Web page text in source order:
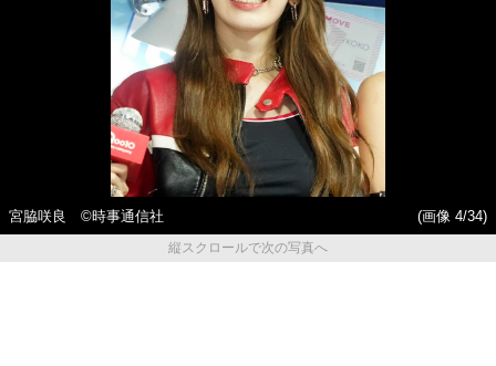
宮脇咲良 ©時事通信社
(画像 4/34)
縦スクロールで次の写真へ